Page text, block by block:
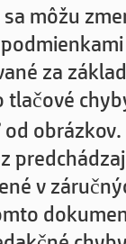
môžu
za
tlačové
v